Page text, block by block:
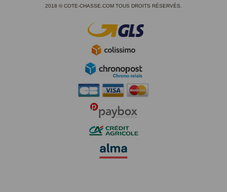
2018 © COTE-CHASSE.COM TOUS DROITS RÉSERVÉS.